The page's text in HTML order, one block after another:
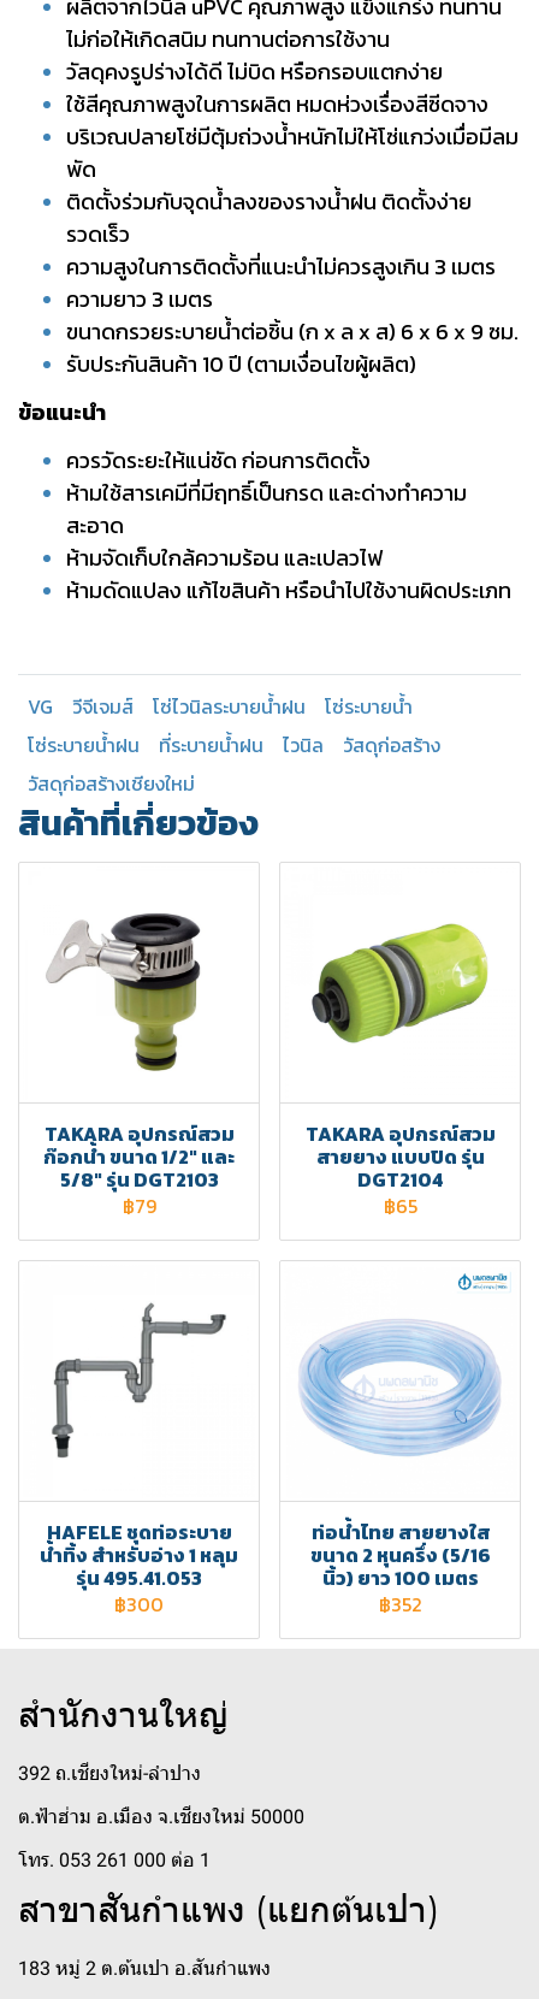
ผลิตจากไวนิล uPVC คุณภาพสูง แข็งแกร่ง ทนทาน
ไม่ก่อให้เกิดสนิม ทนทานต่อการใช้งาน
วัสดุคงรูปร่างได้ดี ไม่บิด หรือกรอบแตกง่าย
ใช้สีคุณภาพสูงในการผลิต หมดห่วงเรื่องสีซีดจาง
บริเวณปลายโซ่มีตุ้มถ่วงน้ำหนักไม่ให้โซ่แกว่งเมื่อมีลม
พัด
ติดตั้งร่วมกับจุดน้ำลงของรางน้ำฝน ติดตั้งง่าย
รวดเร็ว
ความสูงในการติดตั้งที่แนะนำไม่ควรสูงเกิน 3 เมตร
ความยาว 3 เมตร
ขนาดกรวยระบายน้ำต่อชิ้น (ก x ล x ส) 6 x 6 x 9 ซม.
รับประกันสินค้า 10 ปี (ตามเงื่อนไขผู้ผลิต)
ข้อแนะนำ
ควรวัดระยะให้แน่ชัด ก่อนการติดตั้ง
ห้ามใช้สารเคมีที่มีฤทธิ์เป็นกรด และด่างทำความ
สะอาด
ห้ามจัดเก็บใกล้ความร้อน และเปลวไฟ
ห้ามดัดแปลง แก้ไขสินค้า หรือนำไปใช้งานผิดประเภท
VG วีจีเจมส์ โซ่ไวนิลระบายน้ำฝน
โซ่ระบายน้ำ
โซ่ระบายน้ำฝน
ที่ระบายน้ำฝน ไวนิล
วัสดุก่อสร้าง
วัสดุก่อสร้างเชียงใหม่
สินค้าที่เกี่ยวข้อง
TAKARA อุปกรณ์สวม
ก๊อกน้ำ ขนาด 1/2" และ
5/8" รุ่น DGT2103
฿79
TAKARA อุปกรณ์สวม
สายยาง แบบปิด รุ่น
DGT2104
฿65
HAFELE ชุดท่อระบาย
น้ำทิ้ง สำหรับอ่าง 1 หลุม
รุ่น 495.41.053
฿300
ท่อน้ำไทย สายยางใส
ขนาด 2 หุนครึ่ง (5/16
นิ้ว) ยาว 100 เมตร
฿352
สำนักงานใหญ่
392 ถ.เชียงใหม่-ลำปาง
ต.ฟ้าฮ่าม อ.เมือง จ.เชียงใหม่ 50000
โทร. 053 261 000 ต่อ 1
สาขาสันกำแพง (แยกต้นเปา)
183 หมู่ 2 ต.ต้นเปา อ.สันกำแพง